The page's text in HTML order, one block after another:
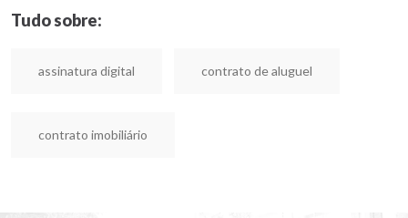
Tudo sobre:
assinatura digital contrato de aluguel
contrato imobiliário